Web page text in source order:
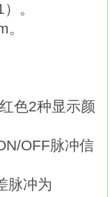
。
色2种显示颜
OFF脉冲信
脉冲为